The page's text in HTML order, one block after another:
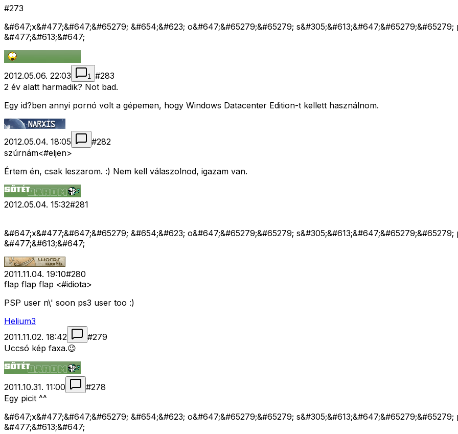
#273
&#647;x&#477;&#647;&#65279; &#654;&#623; o&#647;&#65279;&#65279;
&#477;&#613;&#647;
2012.05.06. 22:03 1 #283
2 év alatt harmadik? Not bad.
Egy id?ben annyi pornó volt a gépemen, hogy Windows Datacenter Edition-t kellett használnom.
2012.05.04. 18:05 #282
szúrnám<#eljen>
Értem én, csak leszarom. :) Nem kell válaszolnod, igazam van.
2012.05.04. 15:32#281
&#647;x&#477;&#647;&#65279; &#654;&#623; o&#647;&#65279;&#65279;
&#477;&#613;&#647;
2011.11.04. 19:10#280
flap flap flap <#idiota>
PSP user n\' soon ps3 user too :)
Helium3
2011.11.02. 18:42
#279
Uccsó kép faxa.😉
2011.10.31. 11:00 #278
Egy picit ^^
&#647;x&#477;&#647;&#65279; &#654;&#623; o&#647;&#65279;&#65279;
&#477;&#613;&#647;